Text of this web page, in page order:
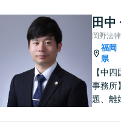
まずは
い！
田中
岡野法
福岡
県
【中
事務所
題、離
料」の